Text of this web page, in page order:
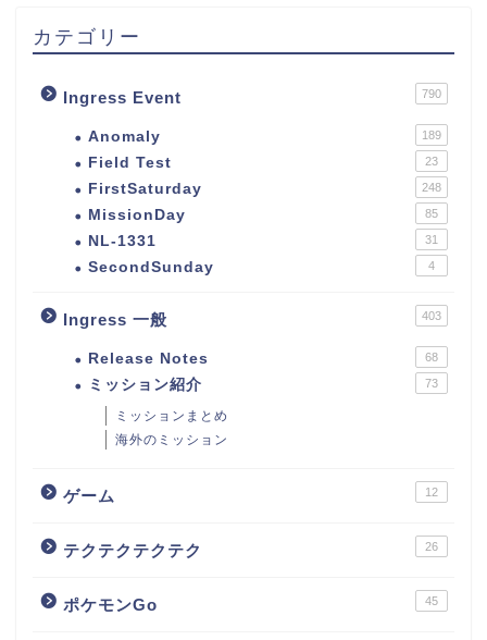
カテゴリー
Ingress Event 790
Anomaly 189
Field Test 23
FirstSaturday 248
MissionDay 85
NL-1331 31
SecondSunday 4
Ingress 一般 403
Release Notes 68
ミッション紹介 73
ミッションまとめ
海外のミッション
ゲーム 12
テクテクテクテク 26
ポケモンGo 45